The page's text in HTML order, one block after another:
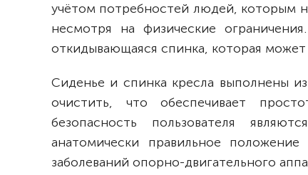
учётом потребностей людей, которым
несмотря на физические
откидывающаяся спинка, которая может
Сиденье и спинка кресла выполнены
очистить, что обеспечивает
безопасность пользователя
анатомически правильное
заболеваний опорно-двигательного